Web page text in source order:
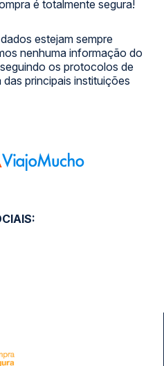
é totalmente segura!
estejam sempre
nenhuma informação do
os protocolos de
principais instituições